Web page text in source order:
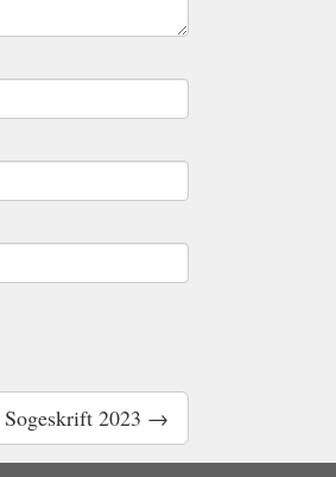
Sogeskrift 2023 →